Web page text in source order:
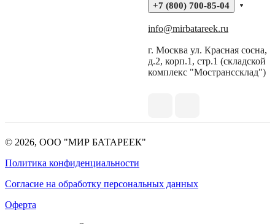
+7 (800) 700-85-04
info@mirbatareek.ru
г. Москва ул. Красная сосна,
д.2, корп.1, стр.1 (складской
комплекс "Мостранссклад")
© 2026, ООО "МИР БАТАРЕЕК"
Политика конфиденциальности
Согласие на обработку персональных данных
Оферта